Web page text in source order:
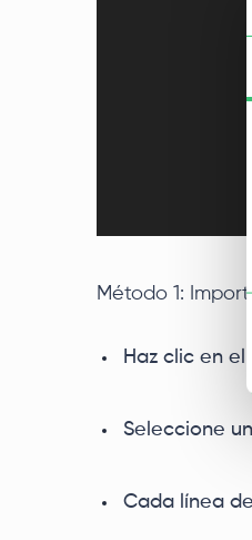
Método 1:
Haz clic en
Seleccione
Cada línea